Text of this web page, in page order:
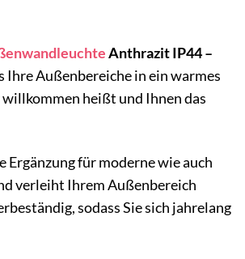
Anthrazit IP44 –
Ihre Außenbereiche in ein warmes
heißt und Ihnen das
für moderne wie auch
verleiht Ihrem Außenbereich
sodass Sie sich jahrelang